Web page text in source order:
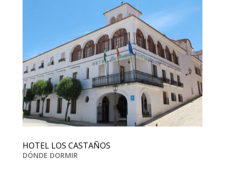
HOTEL LOS CASTAÑOS
DÓNDE DORMIR